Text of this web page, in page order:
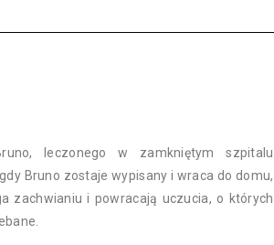
leczonego w zamkniętym szpitalu
Bruno zostaje wypisany i wraca do domu,
zachwianiu i powracają uczucia, o których